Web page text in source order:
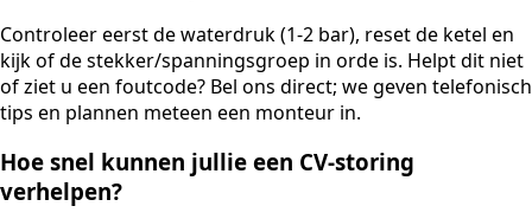
Controleer eerst de waterdruk (1-2 bar), reset de ketel en
kijk of de stekker/spanningsgroep in orde is. Helpt dit niet
of ziet u een foutcode? Bel ons direct; we geven telefonisch
tips en plannen meteen een monteur in.
Hoe snel kunnen jullie een CV-storing
verhelpen?